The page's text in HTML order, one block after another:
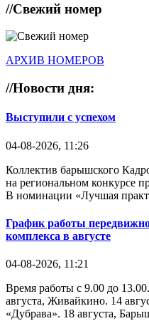
//Свежий номер
АРХИВ НОМЕРОВ
//Новости дня:
Выступили с успехом
04-08-2026, 11:26
Коллектив барышского
на региональном конкурсе
В номинации «Лучшая
График работы
комплекса в августе
04-08-2026, 11:21
Время работы с 9.00 до
августа, Живайкино. 14
«Дубрава». 18 августа,